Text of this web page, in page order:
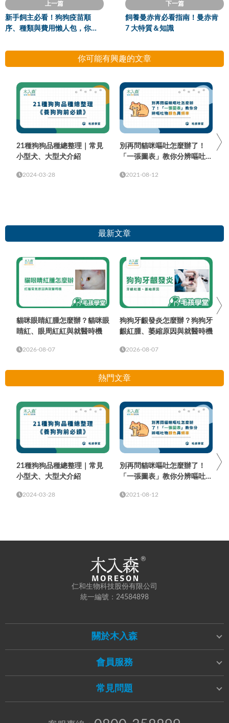
上一篇
新手飼主必看！狗狗疫苗順
序、種類與費用懶人包，你不
項！
下一篇
飼養曼赤肯必看指南！曼赤肯
7 大特質＆知識
你可能有興趣的文章
21種狗狗品種總整理｜常見
小型犬、大型犬介紹
2024-03-28
別再問貓咪嘔吐怎麼辦了！
「一張圖表」教你分辨嘔吐物
2021-08-12
最新文章
貓咪眼睛紅腫怎麼辦？貓咪眼
睛紅、眼周紅紅與就醫時機
2026-08-07
狗狗牙齦發炎怎麼辦？狗狗牙
齦紅腫、萎縮原因與就醫時機
2026-08-07
熱門文章
21種狗狗品種總整理｜常見
小型犬、大型犬介紹
2024-03-28
別再問貓咪嘔吐怎麼辦了！
「一張圖表」教你分辨嘔吐物
2021-08-12
仁和生物科技股份有限公司
統一編號：24584898
關於木入森
會員服務
常見問題